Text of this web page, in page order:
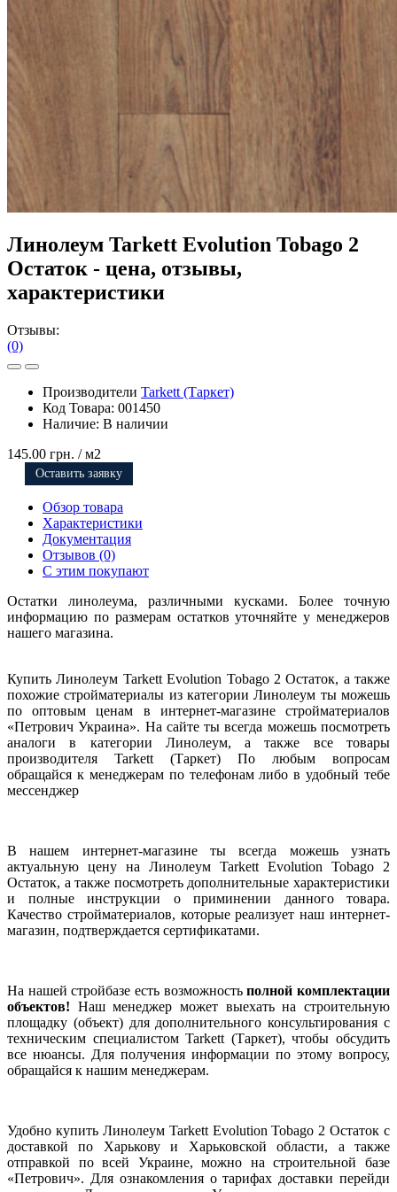
Линолеум Tarkett Evolution Tobago 2
Остаток - цена, отзывы,
характеристики
Отзывы:
(0)
Производители Tarkett (Таркет)
Код Товара: 001450
Наличие: В наличии
145.00 грн. / м2
Оставить заявку
Обзор товара
Характеристики
Документация
Отзывов (0)
С этим покупают
Остатки линолеума, различными кусками. Более точную
информацию по размерам остатков уточняйте у менеджеров
нашего магазина.
Купить Линолеум Tarkett Evolution Tobago 2 Остаток, а также
похожие стройматериалы из категории Линолеум ты можешь
по оптовым ценам в интернет-магазине стройматериалов
«Петрович Украина». На сайте ты всегда можешь посмотреть
аналоги в категории Линолеум, а также все товары
производителя Tarkett (Таркет) По любым вопросам
обращайся к менеджерам по телефонам либо в удобный тебе
мессенджер
В нашем интернет-магазине ты всегда можешь узнать
актуальную цену на Линолеум Tarkett Evolution Tobago 2
Остаток, а также посмотреть дополнительные характеристики
и полные инструкции о приминении данного товара.
Качество стройматериалов, которые реализует наш интернет-
магазин, подтверждается сертификатами.
На нашей стройбазе есть возможностьполной комплектации
объектов! Наш менеджер может выехать на строительную
площадку (объект) для дополнительного консультирования с
техническим специалистом Tarkett (Таркет), чтобы обсудить
все нюансы. Для получения информации по этому вопросу,
обращайся к нашим менеджерам.
Удобно купить Линолеум Tarkett Evolution Tobago 2 Остаток с
доставкой по Харькову и Харьковской области, а также
отправкой по всей Украине, можно на строительной базе
«Петрович». Для ознакомления о тарифах доставки перейди